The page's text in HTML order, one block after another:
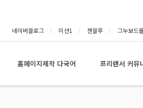
네이버블로그 미션1 젠블루 그누보드
홈페이지제작 다국어 프리랜서 커뮤